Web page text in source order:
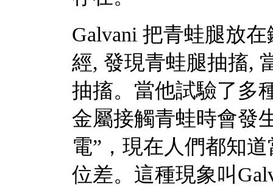
Galvani 把青蛙腿放
經, 發現青蛙腿抽搐,
抽搐。當他試驗了多
金屬接觸青蛙時會發
電”，現在人們都知
位差。這種現象叫